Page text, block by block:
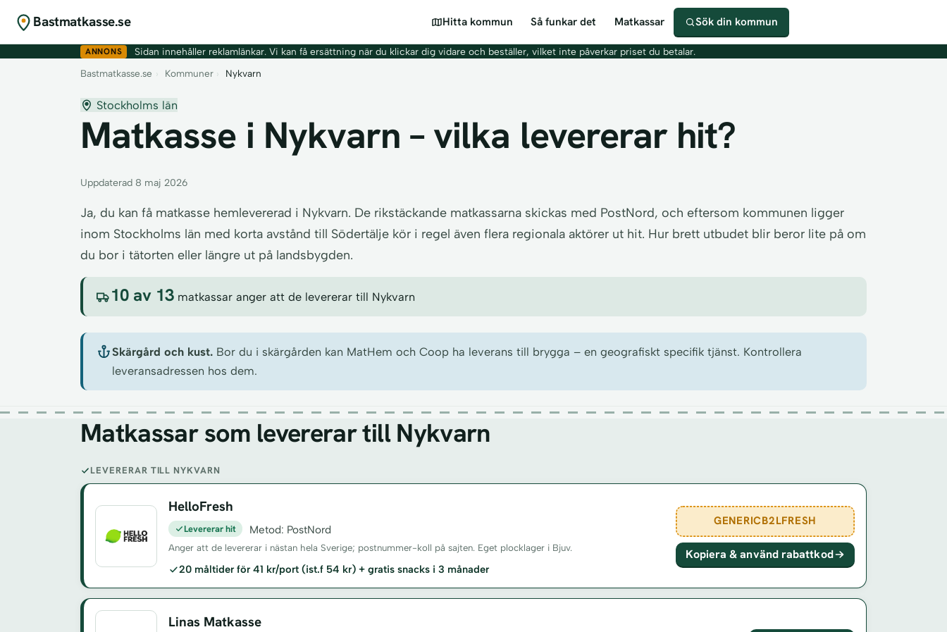
Bastmatkasse.se Hitta kommun Så funkar det Matkassar Sök din kommun
ANNONS
Sidan innehåller reklamlänkar. Vi kan få ersättning när du klickar dig vidare och beställer, vilket inte påverkar priset du betalar.
Bastmatkasse.se › Kommuner › Nykvarn
Stockholms län
Matkasse i Nykvarn – vilka levererar hit?
Uppdaterad 8 maj 2026
Ja, du kan få matkasse hemlevererad i Nykvarn. De rikstäckande matkassarna skickas med PostNord, och eftersom kommunen ligger
inom Stockholms län med korta avstånd till Södertälje kör i regel även flera regionala aktörer ut hit. Hur brett utbudet blir beror lite på om
du bor i tätorten eller längre ut på landsbygden.
10 av 13 matkassar anger att de levererar till Nykvarn
Skärgård och kust.Bor du i skärgården kan MatHem och Coop ha leverans till brygga – en geografiskt specifik tjänst. Kontrollera
leveransadressen hos dem.
Matkassar som levererar till Nykvarn
LEVERERAR TILL NYKVARN
HelloFresh
Levererar hit Metod: PostNord
Anger att de levererar i nästan hela Sverige; postnummer-koll på sajten. Eget plocklager i Bjuv.
20 måltider för 41 kr/port (ist.f 54 kr) + gratis snacks i 3 månader
GENERICB2LFRESH
Kopiera & använd rabattkod
Linas Matkasse